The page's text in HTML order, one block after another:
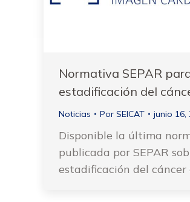
Normativa SEPAR
estadificación del
Noticias Por SEICAT junio 16,
Disponible la última
publicada por SEPAR
estadificación del cáncer